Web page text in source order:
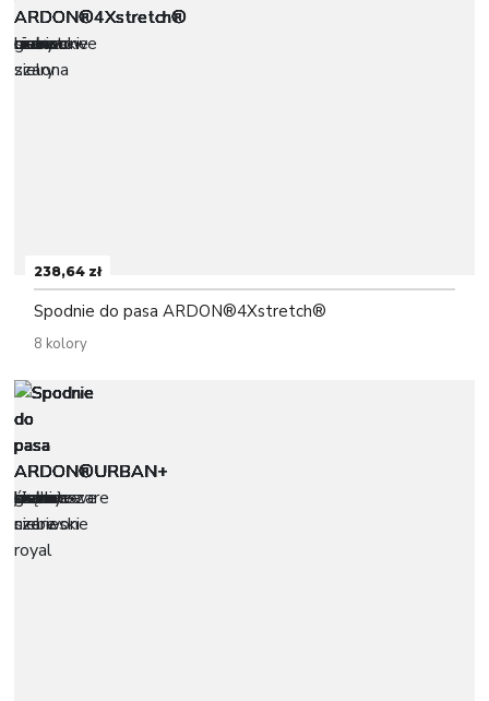
238,64 zł
Spodnie do pasa ARDON®4Xstretch®
8 kolory